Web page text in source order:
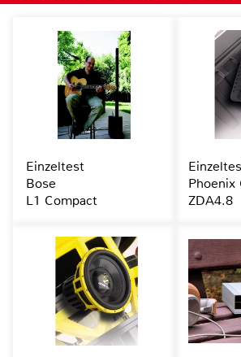
Einzeltest
Bose
L1 Compact
Phoenix
ZDA4.8